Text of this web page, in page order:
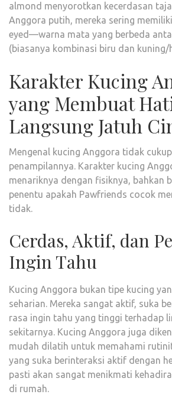
almond menyorotkan kecerdasan
Anggora putih, mereka sering
eyed—warna mata yang berbeda
(biasanya kombinasi biru dan kuning/
Karakter Kucing
yang Membuat
Langsung Jatuh
Mengenal kucing Anggora tidak
penampilannya. Karakter kucing
menariknya dengan fisiknya, bahkan
penentu apakah Pawfriends cocok
tidak.
Cerdas, Aktif, dan
Ingin Tahu
Kucing Anggora bukan tipe kucing
seharian. Mereka sangat aktif, suka
rasa ingin tahu yang tinggi terhadap
sekitarnya. Kucing Anggora juga
mudah dilatih untuk memahami
yang suka berinteraksi aktif dengan
pasti akan sangat menikmati
di rumah.